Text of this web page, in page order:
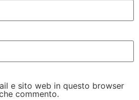
e sito web in questo browser
commento.